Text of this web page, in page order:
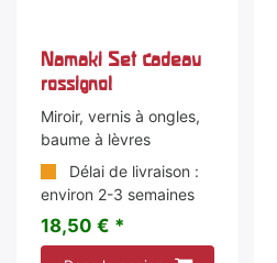
Namaki Set cadeau
rossignol
Miroir, vernis à ongles,
baume à lèvres
Délai de livraison :
environ 2-3 semaines
18,50 € *